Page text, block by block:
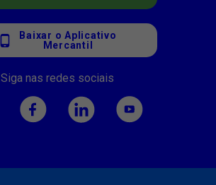
Baixar o Aplicativo
Mercantil
Siga nas redes sociais